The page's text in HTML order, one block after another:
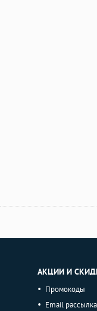
АКЦИИ И
Промокоды
Email рассылка